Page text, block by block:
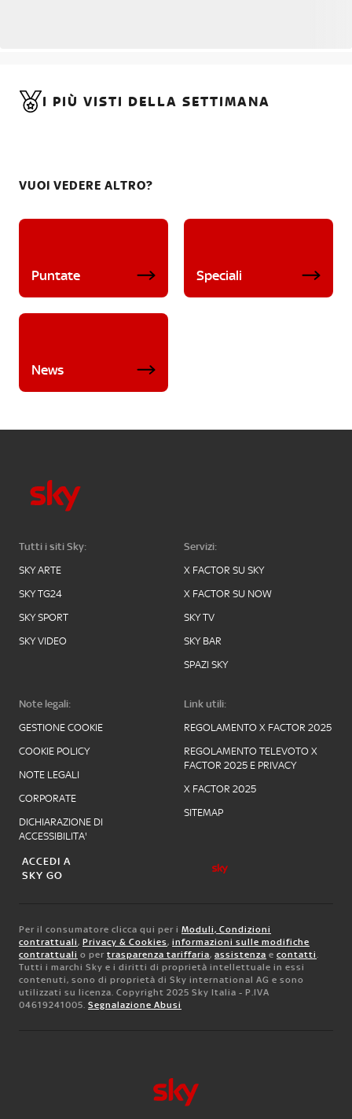
I PIÙ VISTI DELLA SETTIMANA
VUOI VEDERE ALTRO?
Puntate Speciali
News
Tutti i siti Sky:
SKY ARTE
SKY TG24
SKY SPORT
SKY VIDEO
Servizi:
X FACTOR SU SKY
X FACTOR SU NOW
SKY TV
SKY BAR
SPAZI SKY
Note legali:
GESTIONE COOKIE
COOKIE POLICY
NOTE LEGALI
CORPORATE
DICHIARAZIONE DI
ACCESSIBILITA'
Link utili:
REGOLAMENTO X FACTOR 2025
REGOLAMENTO TELEVOTO X
FACTOR 2025 E PRIVACY
X FACTOR 2025
SITEMAP
ACCEDI A
SKY GO
Per il consumatore clicca qui per i Moduli, Condizioni
contrattuali, Privacy & Cookies, informazioni sulle modifiche
contrattuali o per trasparenza tariffaria, assistenza e contatti.
Tutti i marchi Sky e i diritti di proprietà intellettuale in essi
contenuti, sono di proprietà di Sky international AG e sono
utilizzati su licenza. Copyright 2025 Sky Italia - P.IVA
04619241005. Segnalazione Abusi